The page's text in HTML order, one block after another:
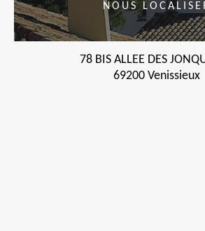
NOUS
78 BIS ALLEE DES
69200 Venissieux